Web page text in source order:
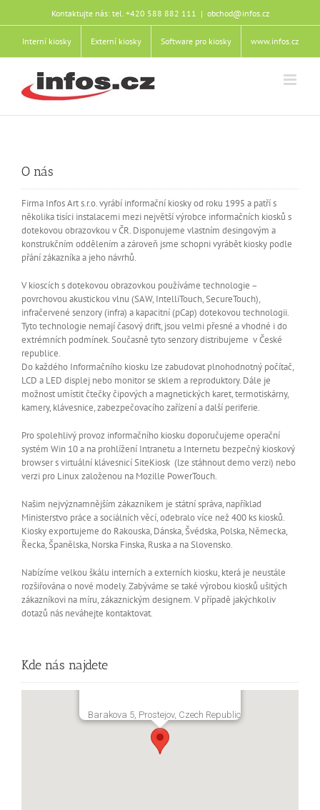
Kontaktujte nás: tel. +420 588 882 111 | obchod@infos.cz
Interní kiosky Externí kiosky Software pro kiosky www.infos.cz
O nás
Firma Infos Art s.r.o. vyrábí informační kiosky od roku 1995 a patří s
několika tisíci instalacemi mezi největší výrobce informačních kiosků s
dotekovou obrazovkou v ČR. Disponujeme vlastním desingovým a
konstrukčním oddělením a zároveň jsme schopni vyrábět kiosky podle
přání zákazníka a jeho návrhů.
V kioscích s dotekovou obrazovkou používáme technologie –
povrchovou akustickou vlnu (SAW, IntelliTouch, SecureTouch),
infračervené senzory (infra) a kapacitní (pCap) dotekovou technologii.
Tyto technologie nemají časový drift, jsou velmi přesné a vhodné i do
extrémních podmínek. Současně tyto senzory distribujeme v České
republice.
Do každého Informačního kiosku lze zabudovat plnohodnotný počítač,
LCD a LED displej nebo monitor se sklem a reproduktory. Dále je
možnost umístit čtečky čipových a magnetických karet, termotiskárny,
kamery, klávesnice, zabezpečovacího zařízení a další periferie.
Pro spolehlivý provoz informačního kiosku doporučujeme operační
systém Win 10 a na prohlížení Intranetu a Internetu bezpečný kioskový
browser s virtuální klávesnicí SiteKiosk (lze stáhnout demo verzi) nebo
verzi pro Linux založenou na Mozille PowerTouch.
Našim nejvýznamnějším zákazníkem je státní správa, například
Ministerstvo práce a sociálních věcí, odebralo více než 400 ks kiosků.
Kiosky exportujeme do Rakouska, Dánska, Švédska, Polska, Německa,
Řecka, Španělska, Norska Finska, Ruska a na Slovensko.
Nabízíme velkou škálu interních a externích kiosku, která je neustále
rozšiřována o nové modely. Zabýváme se také výrobou kiosků ušitých
zákazníkovi na míru, zákaznickým designem. V případě jakýchkoliv
dotazů nás neváhejte kontaktovat.
Kde nás najdete
Barakova 5, Prostejov, Czech Republic